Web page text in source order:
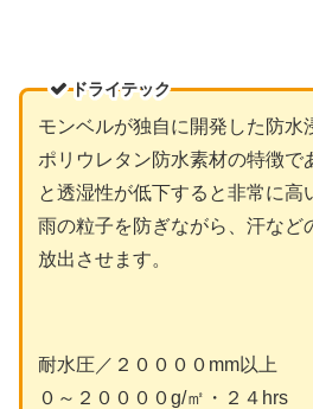
ドライテック
モンベルが独自に開発した防水
ポリウレタン防水素材の特徴で
と透湿性が低下すると非常に高
雨の粒子を防ぎながら、汗など
放出させます。
耐水圧／２００００mm以
０～２００００g/㎡・２４hrs